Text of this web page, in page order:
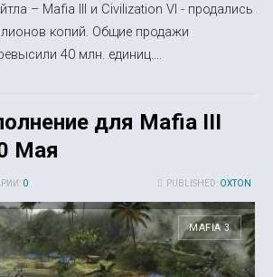
– Mafia III и Civilization VI - продались
копий. Общие продажи
40 млн. единиц....
для Mafia III
Мая
PUBLISHED: OXTON
0
MAFIA 3